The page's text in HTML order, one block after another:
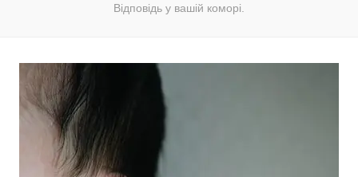
Відповідь у вашій коморі.